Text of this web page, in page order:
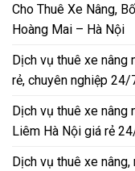
Cho Thuê Xe Nâng,
Hoàng Mai – Hà Nội
Dịch vụ thuê xe nâng
rẻ, chuyên nghiệp 24/
Dịch vụ thuê xe nâng
Liêm Hà Nội giá rẻ
Dịch vụ thuê xe